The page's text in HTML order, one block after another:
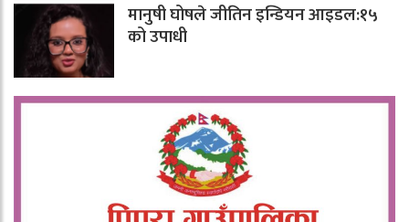
मानुषी घोषले जीतिन इन्डियन आइडल:१५
को उपाधी